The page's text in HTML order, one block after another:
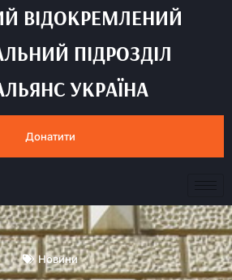
ВІДОКРЕМЛЕНИЙ
ПІДРОЗДІЛ
УКРАЇНА
Донатити
Новини